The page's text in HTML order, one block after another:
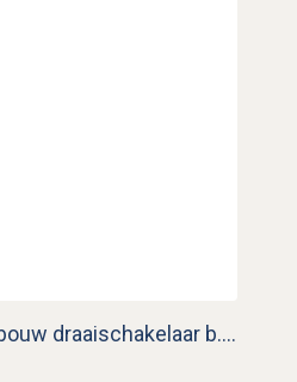
Vintage inbouw draaischakelaar b. e 12